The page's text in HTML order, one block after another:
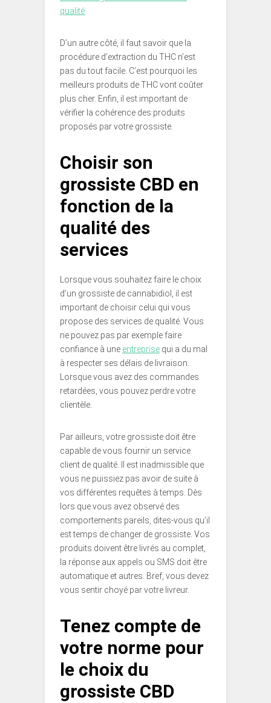
qualité
D’un autre côté, il faut savoir que la
procédure d’extraction du THC n’est
pas du tout facile. C’est pourquoi les
meilleurs produits de THC vont coûter
plus cher. Enfin, il est important de
vérifier la cohérence des produits
proposés par votre grossiste.
Choisir son
grossiste CBD en
fonction de la
qualité des
services
Lorsque vous souhaitez faire le choix
d’un grossiste de cannabidiol, il est
important de choisir celui qui vous
propose des services de qualité. Vous
ne pouvez pas par exemple faire
confiance à une entreprise qui a du mal
à respecter ses délais de livraison.
Lorsque vous avez des commandes
retardées, vous pouvez perdre votre
clientèle.
Par ailleurs, votre grossiste doit être
capable de vous fournir un service
client de qualité. Il est inadmissible que
vous ne puissiez pas avoir de suite à
vos différentes requêtes à temps. Dès
lors que vous avez observé des
comportements pareils, dites-vous qu’il
est temps de changer de grossiste. Vos
produits doivent être livrés au complet,
la réponse aux appels ou SMS doit être
automatique et autres. Bref, vous devez
vous sentir choyé par votre livreur.
Tenez compte de
votre norme pour
le choix du
grossiste CBD